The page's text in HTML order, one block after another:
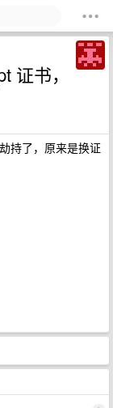
证书，
持了，原来是换证